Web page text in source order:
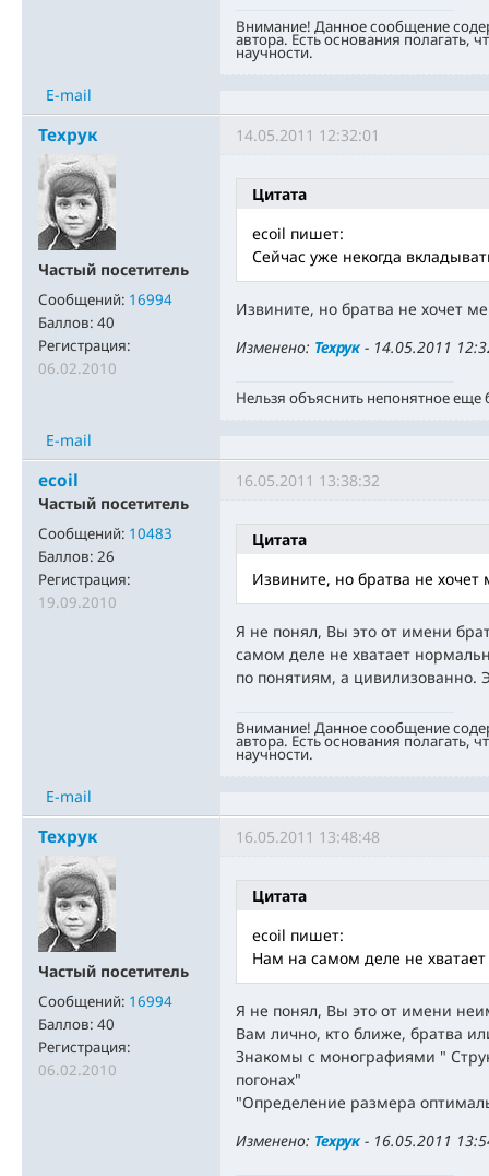
Внимание! Данное сообщение
автора. Есть основания полагать,
научности.
E-mail
Техрук
Частый посетитель
Сообщений: 16994
Баллов: 40
Регистрация:
06.02.2010
14.05.2011 12:32:01
Цитата
ecoil пишет:
Сейчас уже некогда
Извините, но братва не хочет
Изменено: Техрук- 14.05.2011
Нельзя объяснить непонятное
E-mail
ecoil
Частый посетитель
Сообщений: 10483
Баллов: 26
Регистрация:
19.09.2010
16.05.2011 13:38:32
Цитата
Извините, но братва не хочет
Я не понял, Вы это от имени
самом деле не хватает
по понятиям, а цивилизованно.
Внимание! Данное сообщение
автора. Есть основания полагать,
научности.
E-mail
Техрук
Частый посетитель
Сообщений: 16994
Баллов: 40
Регистрация:
06.02.2010
16.05.2011 13:48:48
Цитата
ecoil пишет:
Нам на самом деле не хватает
Я не понял, Вы это от имени
Вам лично, кто ближе, братва
Знакомы с монографиями "
погонах"
"Определение размера
Изменено: Техрук- 16.05.2011